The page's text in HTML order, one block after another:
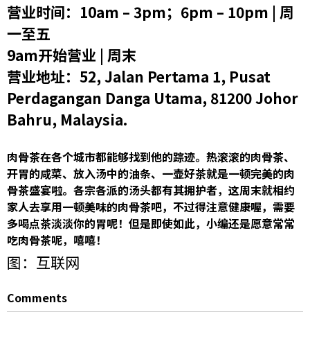
营业时间：10am – 3pm；6pm – 10pm | 周
一至五
9am开始营业 | 周末
营业地址：52, Jalan Pertama 1, Pusat
Perdagangan Danga Utama, 81200 Johor
Bahru, Malaysia.
肉骨茶在各个城市都能够找到他的踪迹。热滚滚的肉骨茶、
开胃的咸菜、放入汤中的油条、一壶好茶就是一顿完美的肉
骨茶盛宴啦。各宗各派的汤头都有其拥护者，这周末就相约
家人去享用一顿美味的肉骨茶吧，不过得注意健康喔，需要
多喝点茶淡淡你的胃呢！但是即使如此，小编还是愿意常常
吃肉骨茶呢，嘻嘻！
图：互联网
Comments